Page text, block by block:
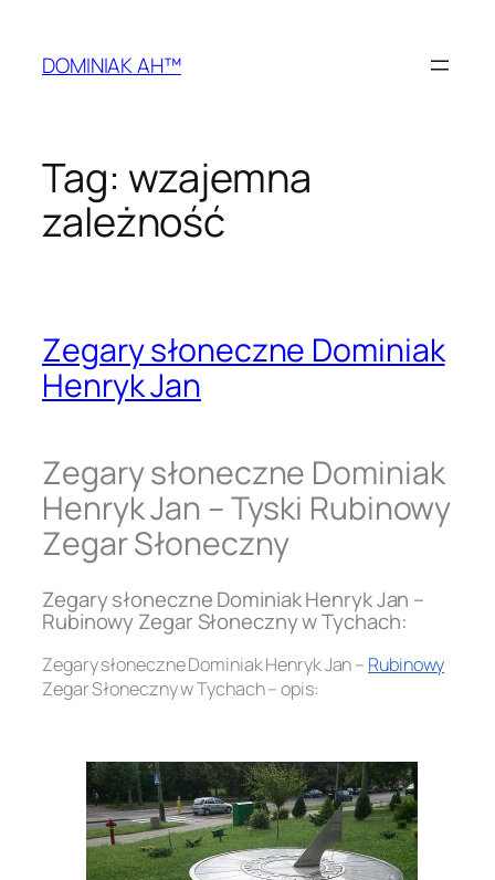
treściDOMINIAK AH™
Tag: wzajemna
zależność
Zegary słoneczne Dominiak
Henryk Jan
Zegary słoneczne Dominiak
Henryk Jan – Tyski Rubinowy
Zegar Słoneczny
Zegary słoneczne Dominiak Henryk Jan –
Rubinowy Zegar Słoneczny w Tychach:
Zegary słoneczne Dominiak Henryk Jan – Rubinowy
Zegar Słoneczny w Tychach – opis: